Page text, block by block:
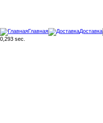
Главная Доставка
0,293 sec.